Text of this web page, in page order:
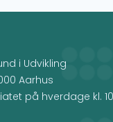
i Udvikling
Aarhus
på hverdage kl.